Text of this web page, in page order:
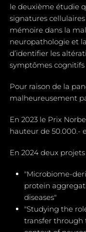
le deuxième étudie
signatures
mémoire dans la
neuropathologie et
d’identifier les
symptômes cognitifs
Pour raison de la
malheureusement
En 2023 le Prix
hauteur de 50.000.-
En 2024 deux
"Microbiome-
protein
diseases"
"Studying the
transfer